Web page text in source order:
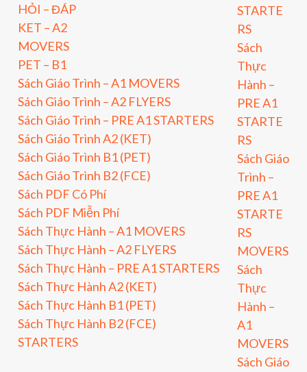
HỎI – ĐÁP
KET – A2
MOVERS
PET – B1
Sách Giáo Trình – A1 MOVERS
Sách Giáo Trình – A2 FLYERS
Sách Giáo Trình – PRE A1 STARTERS
Sách Giáo Trình A2 (KET)
Sách Giáo Trình B1 (PET)
Sách Giáo Trình B2 (FCE)
Sách PDF Có Phí
Sách PDF Miễn Phí
Sách Thực Hành – A1 MOVERS
Sách Thực Hành – A2 FLYERS
Sách Thực Hành – PRE A1 STARTERS
Sách Thực Hành A2 (KET)
Sách Thực Hành B1 (PET)
Sách Thực Hành B2 (FCE)
STARTERS
STARTE
RS
Sách
Thực
Hành –
PRE A1
STARTE
RS
Sách Giáo
Trình –
PRE A1
STARTE
RS
MOVERS
Sách
Thực
Hành –
A1
MOVERS
Sách Giáo